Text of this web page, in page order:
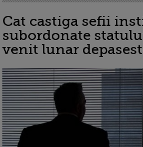
Cat castiga sefii
subordonate
venit lunar